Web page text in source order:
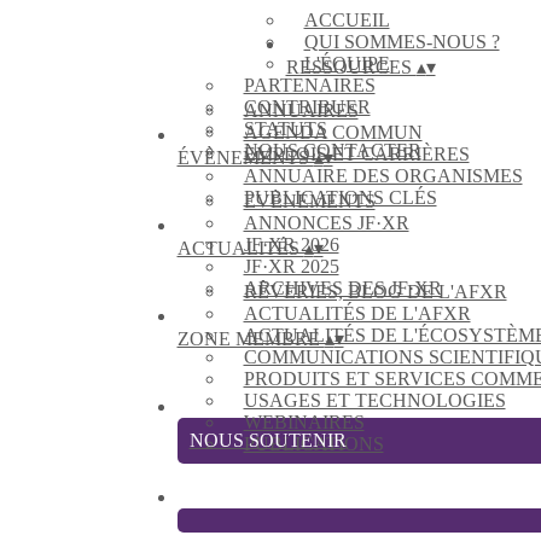
ACCUEIL
QUI SOMMES-NOUS ?
L'ÉQUIPE
PARTENAIRES
CONTRIBUER
STATUTS
NOUS CONTACTER
RESSOURCES ▴▾
ANNUAIRES
AGENDA COMMUN
EMPLOIS ET CARRIÈRES
ANNUAIRE DES ORGANISMES
PUBLICATIONS CLÉS
ÉVÈNEMENTS▴▾
EVÈNEMENTS
ANNONCES JF·XR
JF·XR 2026
JF·XR 2025
ARCHIVES DES JF·XR
ACTUALITÉS▴▾
RÊVERIES, BLOG DE L'AFXR
ACTUALITÉS DE L'AFXR
ACTUALITÉS DE
COMMUNICATIONS
PRODUITS ET SERVICES
USAGES ET TECHNOLOGIES
WEBINAIRES
PUBLICATIONS
ZONE MEMBRE▴▾
NOUS SOUTENIR